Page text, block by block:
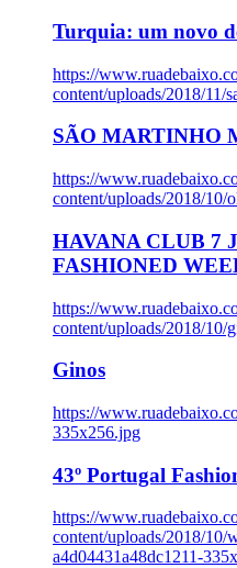
Turquia: um novo
https://
content/uploads/2018/11/
SÃO MARTINHO
https://
content/uploads/2018/
HAVANA CLUB 7
FASHIONED
https://
content/uploads/2018/10/
Ginos
https://
335x256.jpg
43º Portugal
https://
content/uploads/2018/10/
a4d04431a48dc1211-